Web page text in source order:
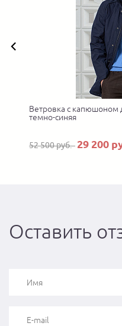
Ветровка с капюшоном
темно-синяя
52 500 руб. 29 200
Оставить